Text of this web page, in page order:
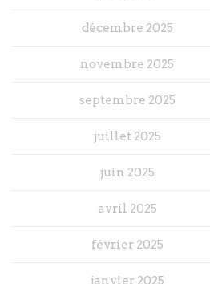
décembre 2025
novembre 2025
septembre 2025
juillet 2025
juin 2025
avril 2025
février 2025
janvier 2025